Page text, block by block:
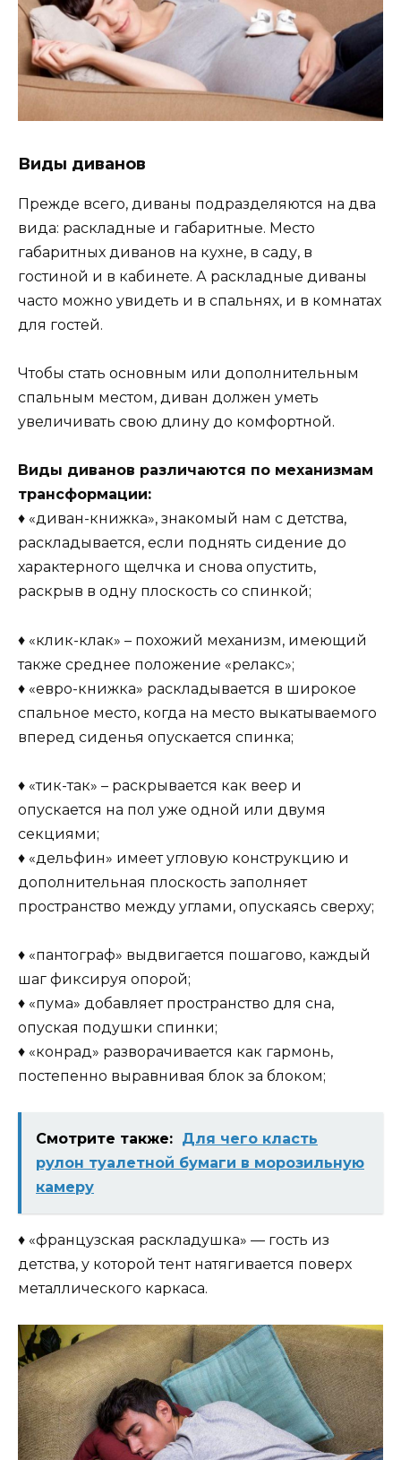
Виды диванов
Прежде всего, диваны подразделяются на два
вида: раскладные и габаритные. Место
габаритных диванов на кухне, в саду, в
гостиной и в кабинете. А раскладные диваны
часто можно увидеть и в спальнях, и в комнатах
для гостей.
Чтобы стать основным или дополнительным
спальным местом, диван должен уметь
увеличивать свою длину до комфортной.
Виды диванов различаются по механизмам
трансформации:
♦ «диван-книжка», знакомый нам с детства,
раскладывается, если поднять сидение до
характерного щелчка и снова опустить,
раскрыв в одну плоскость со спинкой;
♦ «клик-клак» – похожий механизм, имеющий
также среднее положение «релакс»;
♦ «евро-книжка» раскладывается в широкое
спальное место, когда на место выкатываемого
вперед сиденья опускается спинка;
♦ «тик-так» – раскрывается как веер и
опускается на пол уже одной или двумя
секциями;
♦ «дельфин» имеет угловую конструкцию и
дополнительная плоскость заполняет
пространство между углами, опускаясь сверху;
♦ «пантограф» выдвигается пошагово, каждый
шаг фиксируя опорой;
♦ «пума» добавляет пространство для сна,
опуская подушки спинки;
♦ «конрад» разворачивается как гармонь,
постепенно выравнивая блок за блоком;
Смотрите также: Для чего класть
рулон туалетной бумаги в морозильную
камеру
♦ «французская раскладушка» — гость из
детства, у которой тент натягивается поверх
металлического каркаса.